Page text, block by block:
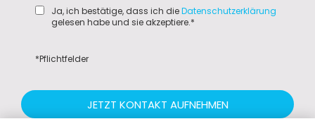
Ja, ich bestätige, dass ich dieDatenschutzerklärung
gelesen habe und sie akzeptiere.*
*Pflichtfelder
JETZT KONTAKT AUFNEHMEN